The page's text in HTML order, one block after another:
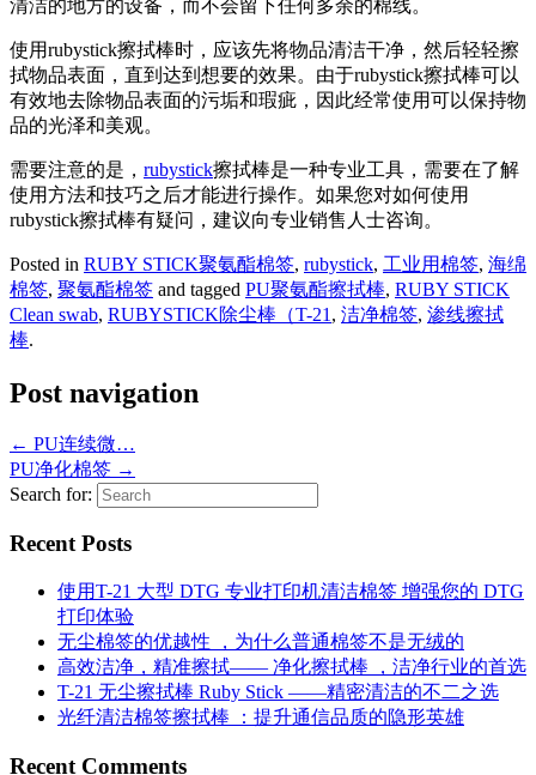
清洁的地方的设备，而不会留下任何多余的棉线。
使用rubystick擦拭棒时，应该先将物品清洁干净，然后轻轻擦
拭物品表面，直到达到想要的效果。由于rubystick擦拭棒可以
有效地去除物品表面的污垢和瑕疵，因此经常使用可以保持物
品的光泽和美观。
需要注意的是， rubystick擦拭棒是一种专业工具，需要在了解
使用方法和技巧之后才能进行操作。如果您对如何使用
rubystick擦拭棒有疑问，建议向专业销售人士咨询。
Posted in RUBY STICK聚氨酯棉签, rubystick, 工业用棉签, 海绵
棉签, 聚氨酯棉签 and tagged PU聚氨酯擦拭棒, RUBY STICK
Clean swab, RUBYSTICK除尘棒（T-21 , 洁净棉签, 渗线擦拭
棒.
Post navigation
← PU连续微…
PU净化棉签 →
Search for:
Recent Posts
使用T-21 大型 DTG 专业打印机清洁棉签 增强您的 DTG
打印体验
无尘棉签的优越性 ，为什么普通棉签不是无绒的
高效洁净，精准擦拭—— 净化擦拭棒 ，洁净行业的首选
T-21 无尘擦拭棒 Ruby Stick ——精密清洁的不二之选
光纤清洁棉签擦拭棒 ：提升通信品质的隐形英雄
Recent Comments